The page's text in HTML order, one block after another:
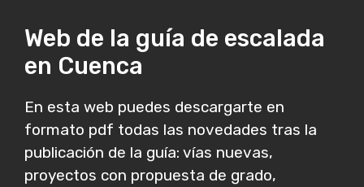
Web de la guía de escalada
en Cuenca
En esta web puedes descargarte en
formato pdf todas las novedades tras la
publicación de la guía: vías nuevas,
proyectos con propuesta de grado,